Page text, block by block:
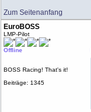
Zum Seitenanfang
EuroBOSS
LMP-Pilot
Offline
BOSS Racing! That's it!
Beiträge: 1345